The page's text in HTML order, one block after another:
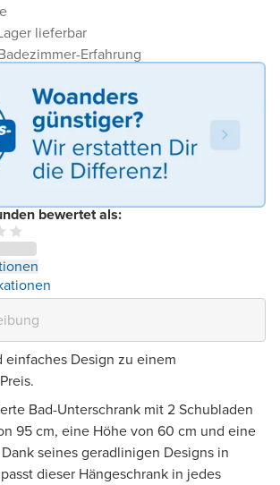
lieferbar
Erfahrung
bewertet als:
einfaches Design zu einem
Bad-Unterschrank mit 2 Schubladen
95 cm, eine Höhe von 60 cm und eine
seines geradlinigen Designs in
dieser Hängeschrank in jedes